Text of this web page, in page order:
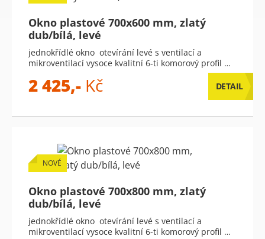
Okno plastové 700x600 mm, zlatý
dub/bílá, levé
jednokřídlé okno otevírání levé s ventilací a
mikroventilací vysoce kvalitní 6-ti komorový profil …
2 425,- Kč DETAIL
NOVÉ
Okno plastové 700x800 mm, zlatý
dub/bílá, levé
jednokřídlé okno otevírání levé s ventilací a
mikroventilací vysoce kvalitní 6-ti komorový profil …